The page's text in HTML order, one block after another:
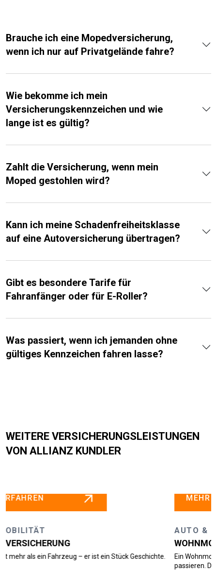
Brauche ich eine Mopedversicherung,
wenn ich nur auf Privatgelände fahre?
Wie bekomme ich mein
Versicherungskennzeichen und wie
lange ist es gültig?
Zahlt die Versicherung, wenn mein
Moped gestohlen wird?
Kann ich meine Schadenfreiheitsklasse
auf eine Autoversicherung übertragen?
Gibt es besondere Tarife für
Fahranfänger oder für E-Roller?
Was passiert, wenn ich jemanden ohne
gültiges Kennzeichen fahren lasse?
WEITERE VERSICHERUNGSLEISTUNGEN
VON ALLIANZ KUNDLER
Geschichte.
MEHR ERFAHREN
WOHNMOBILVERSICHERUNG
Ein Wohnmobil bedeutet Freiheit – doch unterwegs